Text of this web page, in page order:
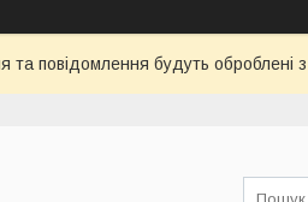
та повідомлення будуть